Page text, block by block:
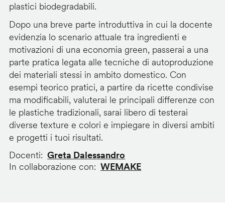
plastici biodegradabili.
Dopo una breve parte introduttiva in cui la docente
evidenzia lo scenario attuale tra ingredienti e
motivazioni di una economia green, passerai a una
parte pratica legata alle tecniche di autoproduzione
dei materiali stessi in ambito domestico. Con
esempi teorico pratici, a partire da ricette condivise
ma modificabili, valuterai le principali differenze con
le plastiche tradizionali, sarai libero di testerai
diverse texture e colori e impiegare in diversi ambiti
e progetti i tuoi risultati.
Docenti
Greta Dalessandro
In collaborazione con
WEMAKE